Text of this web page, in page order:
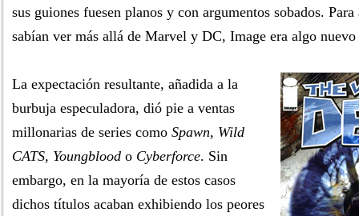
sus guiones fuesen planos y con argumentos sobados.
sabían ver más allá de Marvel y DC, Image era algo
La expectación resultante, añadida a la
burbuja especuladora, dió pie a ventas
millonarias de series como Spawn, Wild
CATS, Youngblood o Cyberforce. Sin
embargo, en la mayoría de estos casos
dichos títulos acaban exhibiendo los peores